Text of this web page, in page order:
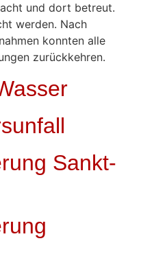
und dort betreut.
werden. Nach
konnten alle
zurückkehren.
Sankt-